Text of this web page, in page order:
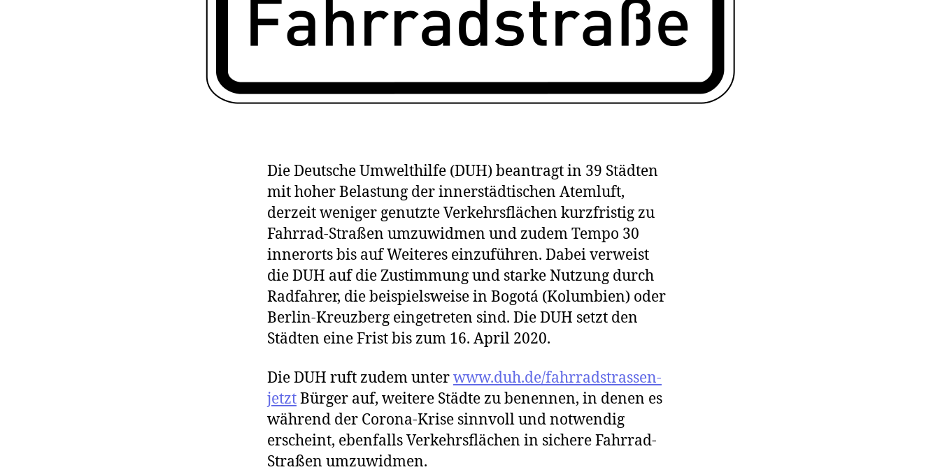
Die Deutsche Umwelthilfe (DUH) beantragt in 39 Städten
mit hoher Belastung der innerstädtischen Atemluft,
derzeit weniger genutzte Verkehrsflächen kurzfristig zu
Fahrrad-Straßen umzuwidmen und zudem Tempo 30
innerorts bis auf Weiteres einzuführen. Dabei verweist
die DUH auf die Zustimmung und starke Nutzung durch
Radfahrer, die beispielsweise in Bogotá (Kolumbien) oder
Berlin-Kreuzberg eingetreten sind. Die DUH setzt den
Städten eine Frist bis zum 16. April 2020.
Die DUH ruft zudem unterwww.duh.de/fahrradstrassen-
jetztBürger auf, weitere Städte zu benennen, in denen es
während der Corona-Krise sinnvoll und notwendig
erscheint, ebenfalls Verkehrsflächen in sichere Fahrrad-
Straßen umzuwidmen.